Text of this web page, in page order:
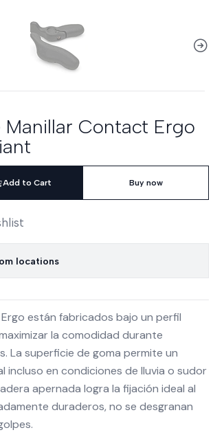
Manillar Contact Ergo
Add to Cart Buy now
locations
están fabricados bajo un perfil
la comodidad durante
La superficie de goma permite un
incluso en condiciones de lluvia o sudor
apernada logra la fijación ideal al
duraderos, no se desgranan